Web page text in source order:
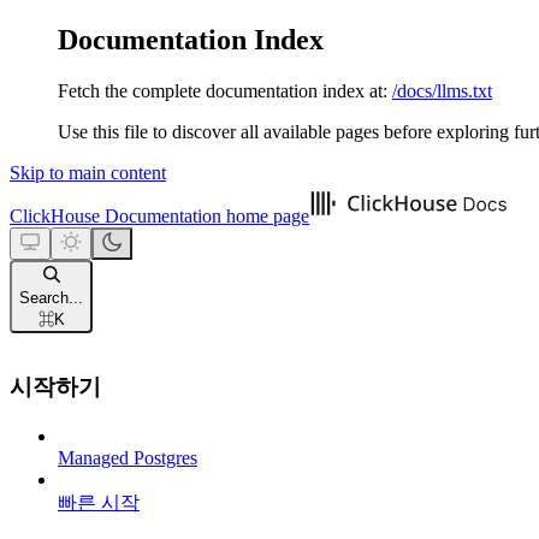
Documentation Index
Fetch the complete documentation index at: /docs/llms.txt
Use this file to discover all available pages before exploring
Skip to main content
ClickHouse Documentation home page
Search...
⌘K
시작하기
Managed Postgres
빠른 시작